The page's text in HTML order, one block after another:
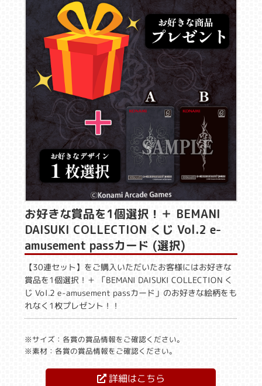
お好きな賞品を1個選択！＋ BEMANI
DAISUKI COLLECTION くじ Vol.2 e-
amusement passカード (選択)
【30連セット】をご購入いただいたお客様にはお好きな
賞品を1個選択！＋ 「BEMANI DAISUKI COLLECTION く
じ Vol.2 e-amusement passカード」のお好きな絵柄をも
れなく1枚プレゼント！！
※サイズ：各賞の賞品情報をご確認ください。
※素材：各賞の賞品情報をご確認ください。
詳細はこちら